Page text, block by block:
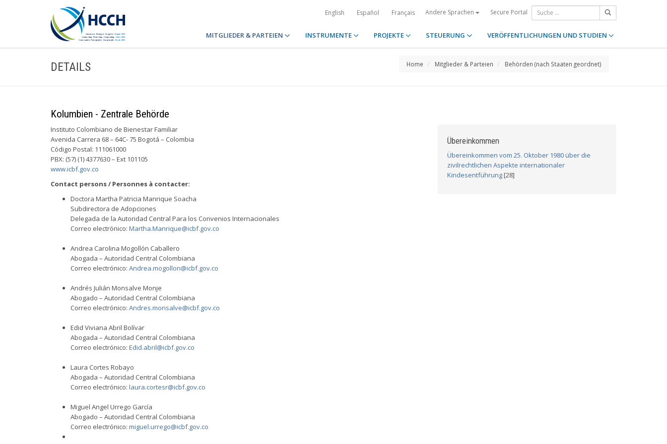
English Español Français Andere Sprachen Secure Portal
MITGLIEDER & PARTEIEN INSTRUMENTE PROJEKTE STEUERUNG VERÖFFENTLICHUNGEN UND STUDIEN
DETAILS Home Mitglieder & Parteien Behörden (nach Staaten geordnet)
Kolumbien - Zentrale Behörde
Instituto Colombiano de Bienestar Familiar
Avenida Carrera 68 – 64C- 75 Bogotá – Colombia
Código Postal: 111061000
PBX: (57) (1) 4377630 – Ext 101105
www.icbf.gov.co
Contact persons / Personnes à contacter:
Doctora Martha Patricia Manrique Soacha
Subdirectora de Adopciones
Delegada de la Autoridad Central Para los Convenios Internacionales
Correo electrónico: Martha.Manrique@icbf.gov.co
Andrea Carolina Mogollón Caballero
Abogada – Autoridad Central Colombiana
Correo electrónico: Andrea.mogollon@icbf.gov.co
Andrés Julián Monsalve Monje
Abogado – Autoridad Central Colombiana
Correo electrónico: Andres.monsalve@icbf.gov.co
Edid Viviana Abril Bolívar
Abogada – Autoridad Central Colombiana
Correo electrónico: Edid.abril@icbf.gov.co
Laura Cortes Robayo
Abogada – Autoridad Central Colombiana
Correo electrónico: laura.cortesr@icbf.gov.co
Miguel Angel Urrego García
Abogado – Autoridad Central Colombiana
Correo electrónico: miguel.urrego@icbf.gov.co
Übereinkommen
Übereinkommen vom 25. Oktober 1980 über die
zivilrechtlichen Aspekte internationaler
Kindesentführung[28]